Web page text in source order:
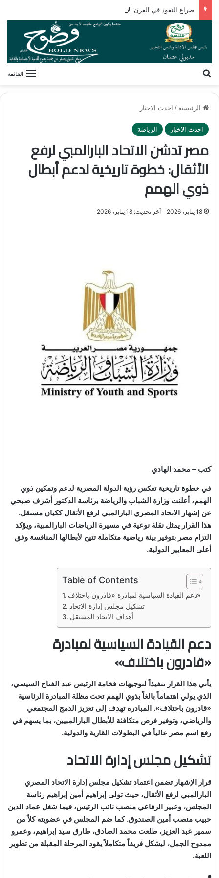
القائمة
الرئيسية / احدث الاخبار
احدث الاخبار الرياضة
مصر تدشن الاتحاد البارالمبي لرفع
الأثقال: خطوة تاريخية لدعم أبطال
ذوي الهمم
18 يناير، 2026 آخر تحديث: 18 يناير، 2026
كتب – محمد الهادي
في خطوة تاريخية تعكس رؤية الدولة المصرية لدعم وتمكين ذوي
الهمم، أعلنت وزارة الشباب والرياضة برئاسة الدكتور أشرف صبحي
عن إشهار الاتحاد المصري البارالمبي لرفع الأثقال ككيان مستقل.
هذا القرار يمثل نقلة نوعية في مسيرة الرياضات البارالمبية، ويؤكد
التزام مصر بتوفير بيئة رياضية متكاملة تتيح لأبطالها المنافسة وفق
أعلى المعايير الدولية.
Table of Contents
دعم القيادة السياسية لمبادرة «قادرون باختلاف»
تشكيل مجلس إدارة الاتحاد
أهداف الاتحاد المستقل
دعم القيادة السياسية لمبادرة
«قادرون باختلاف»
يأتي هذا القرار تنفيذاً لتوجيهات فخامة الرئيس عبد الفتاح السيسي،
الذي يولي اهتماماً بالغاً بذوي الهمم تحت مظلة المبادرة الرئاسية
«قادرون باختلاف». المبادرة تهدف إلى تعزيز الدمج المجتمعي
والرياضي، وتوفير فرص متكافئة للأبطال البارالمبيين، بما يسهم في
رفع اسم مصر عالياً في البطولات القارية والدولية.
تشكيل مجلس إدارة الاتحاد
قرار الإشهار تضمن اعتماد تشكيل مجلس إدارة الاتحاد المصري
البارالمبي لرفع الأثقال، حيث تولى إبراهيم أمين إبراهيم رئاسة
المجلس، وعبير الرفاعي منصب نائب الرئيس، فيما شغل عماد الدين
حبيب منصب أمين الصندوق. كما ضم المجلس في عضويته كلاً من
سمير عبد العزيز، طلعت محمد الصادق، طارق سيد إبراهيم، وعمرو
ممدوح الجمل، ليشكل فريقاً متكاملاً يقود المرحلة المقبلة من تطوير
اللعبة.